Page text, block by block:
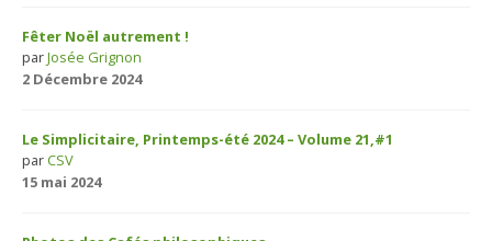
Fêter Noël autrement !
parJosée Grignon
2 Décembre 2024
Le Simplicitaire, Printemps-été 2024 – Volume 21,#1
par CSV
15 mai 2024